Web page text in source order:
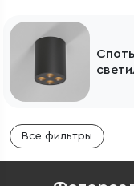
Все фильтры